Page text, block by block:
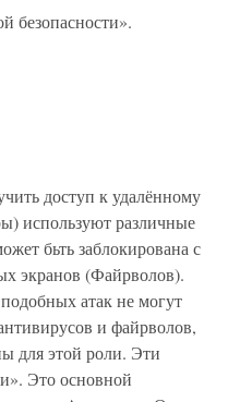
безопасности».
доступ к удалённому
используют различные
бьть заблокирована с
экранов (Файрволов).
атак не могут
и файрволов,
для этой роли. Эти
Это основной